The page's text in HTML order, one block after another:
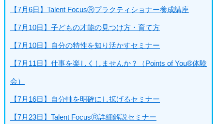
【7月6日】Talent FocusⓇプラクティショナー養成講座
【7月10日】子どもの才能の見つけ方・育て方
【7月10日】自分の特性を知り活かすセミナー
【7月11日】仕事を楽しくしませんか？（Points of You®体験
会）
【7月16日】自分軸を明確にし拡げるセミナー
【7月23日】Talent FocusⓇ詳細解説セミナー